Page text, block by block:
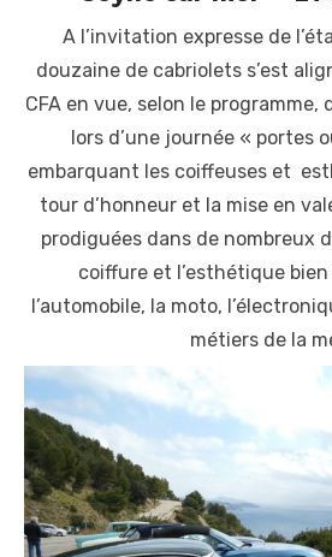
A l’invitation expresse de
douzaine de cabriolets s’est
CFA en vue, selon le
lors d’une journée « portes
embarquant les coiffeuses et
tour d’honneur et la mise en
prodiguées dans de nombreux
coiffure et l’esthétique
l’automobile, la moto,
métiers de la